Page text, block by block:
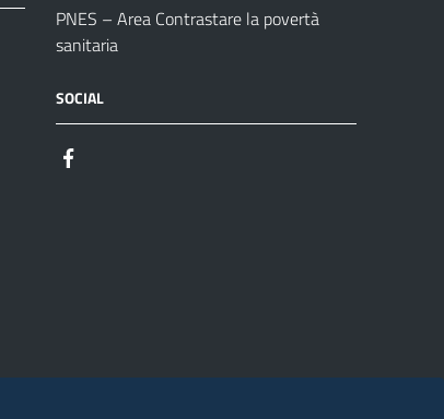
PNES – Area Contrastare la povertà
sanitaria
SOCIAL